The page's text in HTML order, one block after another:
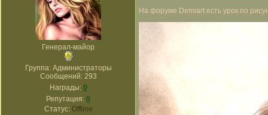
Генерал-майор
Группа: Администраторы
Сообщений: 293
Награды: 0
Репутация: 0
Статус: Offline
На форуме Demiart есть урок по